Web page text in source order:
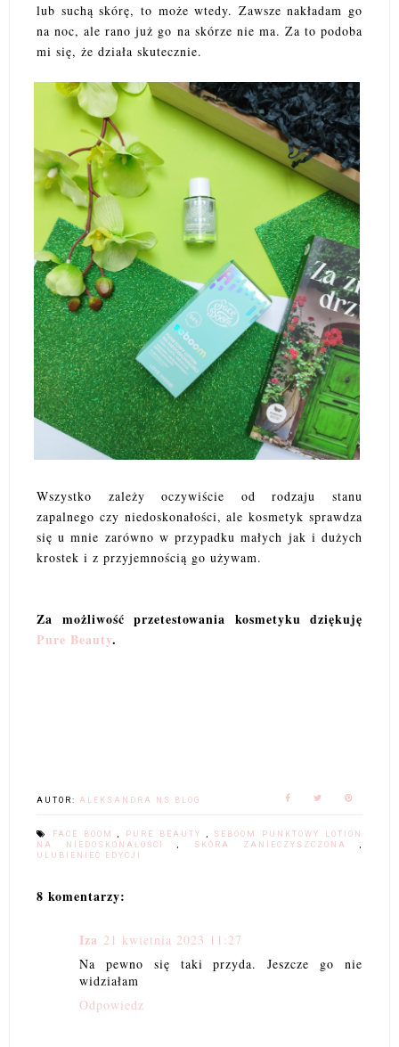
lub suchą skórę, to może wtedy. Zawsze nakładam go
na noc, ale rano już go na skórze nie ma. Za to podoba
mi się, że działa skutecznie.
Wszystko zależy oczywiście od rodzaju stanu
zapalnego czy niedoskonałości, ale kosmetyk sprawdza
się u mnie zarówno w przypadku małych jak i dużych
krostek i z przyjemnością go używam.
Za możliwość przetestowania kosmetyku dziękuję
Pure Beauty.
AUTOR: ALEKSANDRA NS BLOG
FACE BOOM PURE BEAUTY
SEBOOM PUNKTOWY LOTION
NA NIEDOSKONAŁOŚCI
SKÓRA ZANIECZYSZCZONA
ULUBIENIEC EDYCJI
8 komentarzy:
Iza 21 kwietnia 2023 11:27
Na pewno się taki przyda. Jeszcze go nie
widziałam
Odpowiedz